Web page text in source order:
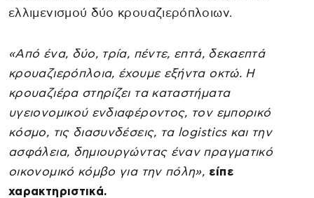
ελλιμενισμού δύο κρουαζιερόπλοιων.
«Από ένα, δύο, τρία, πέντε, επτά, δεκαεπτά
κρουαζιερόπλοια, έχουμε εξήντα οκτώ. Η
κρουαζιέρα στηρίζει τα καταστήματα
υγειονομικού ενδιαφέροντος, τον εμπορικό
κόσμο, τις διασυνδέσεις, τα logistics και την
ασφάλεια, δημιουργώντας έναν πραγματικό
οικονομικό κόμβο για την πόλη», είπε
χαρακτηριστικά.